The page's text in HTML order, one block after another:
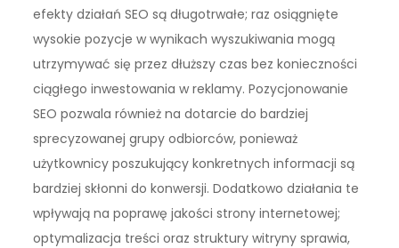
efekty działań SEO są długotrwałe; raz osiągnięte
wysokie pozycje w wynikach wyszukiwania mogą
utrzymywać się przez dłuższy czas bez konieczności
ciągłego inwestowania w reklamy. Pozycjonowanie
SEO pozwala również na dotarcie do bardziej
sprecyzowanej grupy odbiorców, ponieważ
użytkownicy poszukujący konkretnych informacji są
bardziej skłonni do konwersji. Dodatkowo działania te
wpływają na poprawę jakości strony internetowej;
optymalizacja treści oraz struktury witryny sprawia,